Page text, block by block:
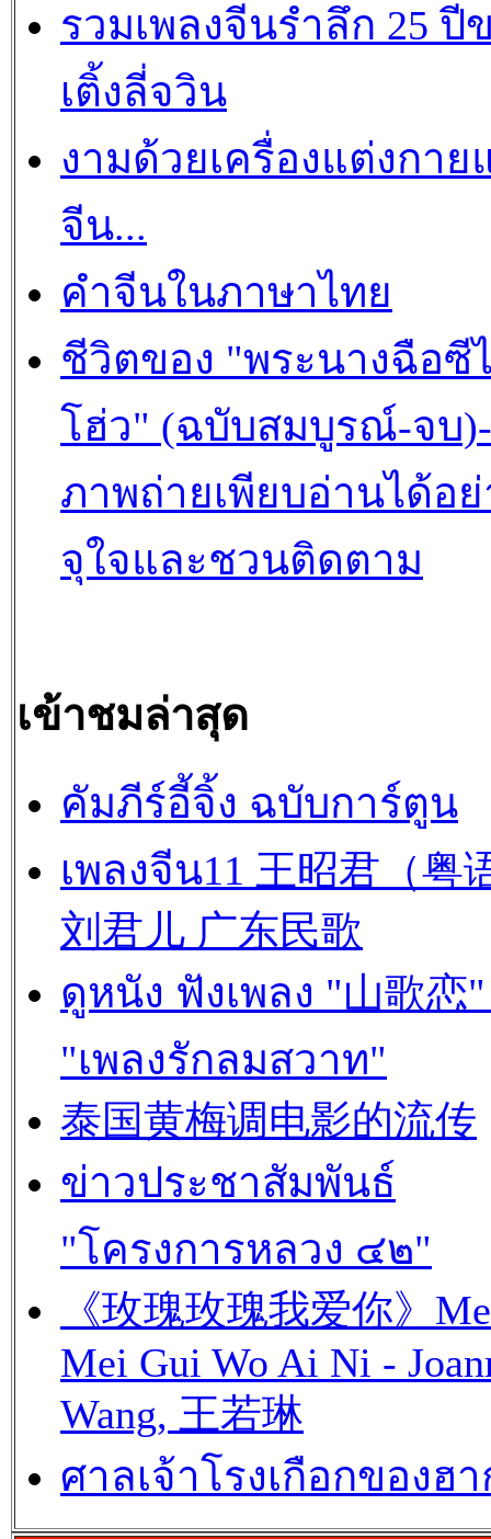
รวมเพลงจีนรำลึก 25 ปี
เติ้งลี่จวิน
งามด้วยเครื่องแต่งกาย
จีน...
คำจีนในภาษาไทย
ชีวิตของ "พระนางฉือซี
โฮ่ว" (ฉบับสมบูรณ์-จบ)-
ภาพถ่ายเพียบอ่านได้อย่
จุใจและชวนติดตาม
เข้าชมล่าสุด
คัมภีร์อี้จิ้ง ฉบับการ์ตูน
เพลงจีน11 王昭君（粤
刘君儿 广东民歌
ดูหนัง ฟังเพลง "山歌恋
"เพลงรักลมสวาท"
泰国黄梅调电影的流传
ข่าวประชาสัมพันธ์
"โครงการหลวง ๔๒"
《玫瑰玫瑰我爱你》
Mei Gui Wo Ai Ni -
Wang, 王若琳
ศาลเจ้าโรงเกือกของฮ